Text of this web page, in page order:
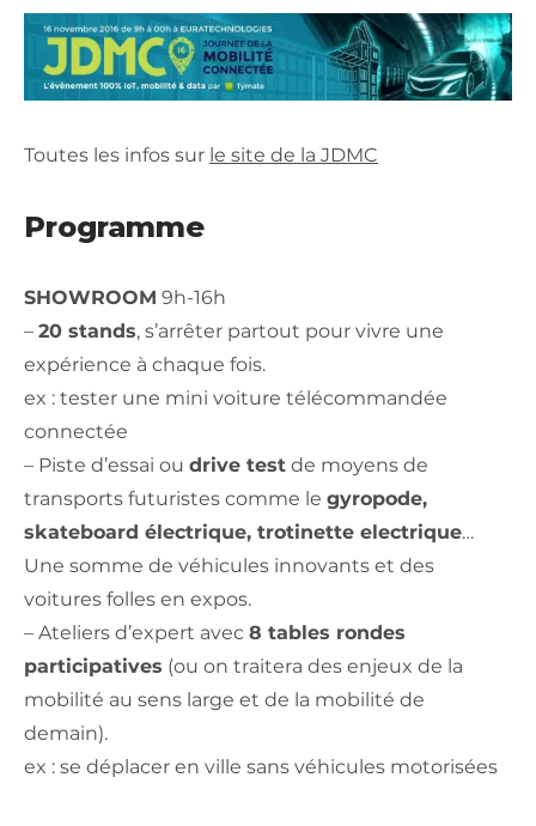
Toutes les infos sur le site de la JDMC
Programme
SHOWROOM 9h-16h
– 20 stands, s’arrêter partout pour vivre une
expérience à chaque fois.
ex : tester une mini voiture télécommandée
connectée
– Piste d’essai ou drive test de moyens de
transports futuristes comme le gyropode,
skateboard électrique, trotinette electrique…
Une somme de véhicules innovants et des
voitures folles en expos.
– Ateliers d’expert avec 8 tables rondes
participatives (ou on traitera des enjeux de la
mobilité au sens large et de la mobilité de
demain).
ex : se déplacer en ville sans véhicules motorisées